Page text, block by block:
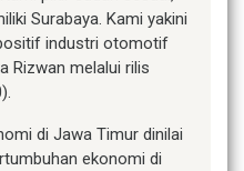
Surabaya. Kami yakini
industri otomotif
Rizwan melalui rilis
di Jawa Timur dinilai
ekonomi di